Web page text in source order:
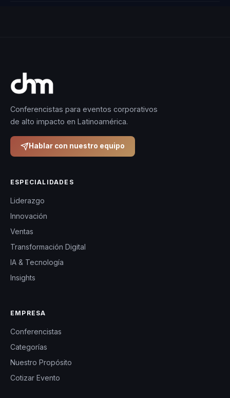
Conferencistas para eventos corporativos
de alto impacto en Latinoamérica.
Hablar con nuestro equipo
ESPECIALIDADES
Liderazgo
Innovación
Ventas
Transformación Digital
IA & Tecnología
Insights
EMPRESA
Conferencistas
Categorías
Nuestro Propósito
Cotizar Evento